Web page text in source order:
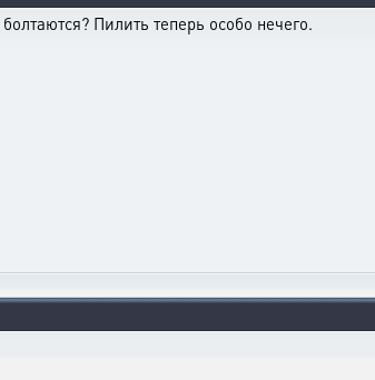
Пилить теперь особо нечего.